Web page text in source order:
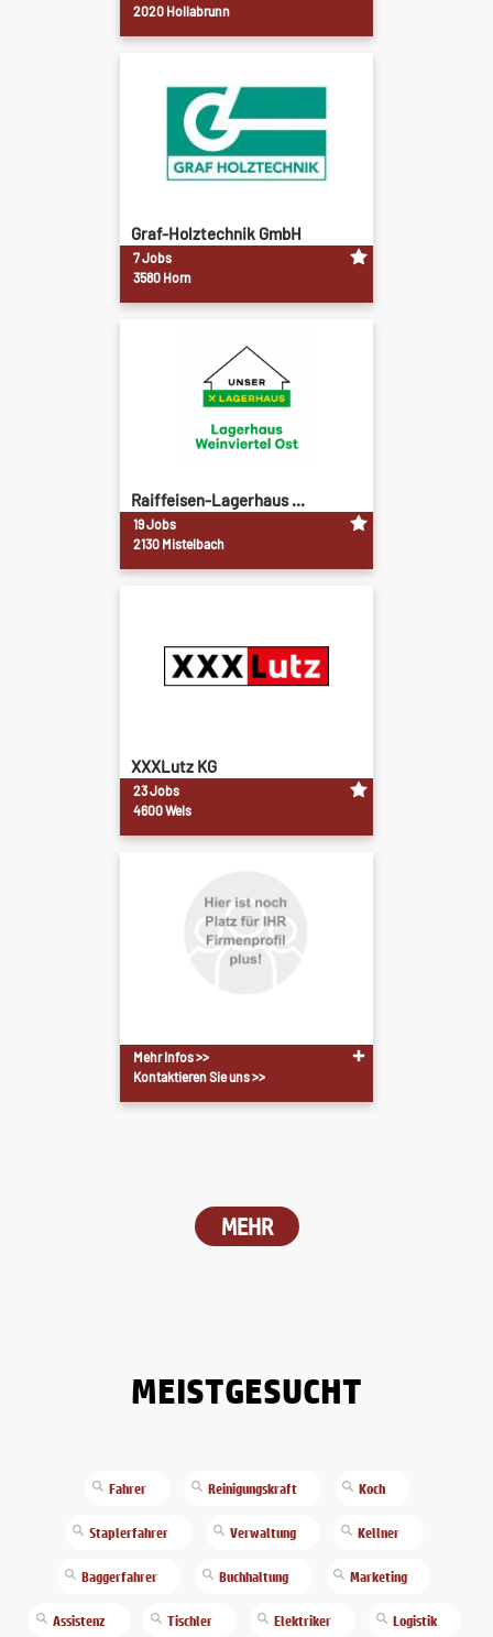
2020 Hollabrunn
Graf-Holztechnik GmbH
7 Jobs
3580 Horn
Raiffeisen-Lagerhaus ...
19 Jobs
2130 Mistelbach
XXXLutz KG
23 Jobs
4600 Wels
Mehr Infos >>
Kontaktieren Sie uns >>
MEHR
MEISTGESUCHT
Fahrer Reinigungskraft Koch
Staplerfahrer Verwaltung Kellner
Baggerfahrer Buchhaltung Marketing
Assistenz Tischler Elektriker Logistik